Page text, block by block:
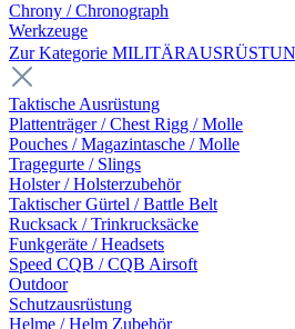
Chrony / Chronograph
Werkzeuge
Zur Kategorie
Taktische Ausrüstung
Plattenträger / Chest Rigg / Molle
Pouches / Magazintasche / Molle
Tragegurte / Slings
Holster / Holsterzubehör
Taktischer Gürtel / Battle Belt
Rucksack / Trinkrucksäcke
Funkgeräte / Headsets
Speed CQB / CQB Airsoft
Outdoor
Schutzausrüstung
Helme / Helm Zubehör